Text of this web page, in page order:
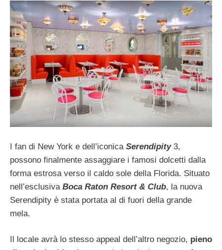
I fan di New York e dell’iconica Serendipity3,
possono finalmente assaggiare i famosi dolcetti dalla
forma estrosa verso il caldo sole della Florida. Situato
nell’esclusiva Boca Raton Resort & Club, la nuova
Serendipity è stata portata al di fuori della grande
mela.
Il locale avrà lo stesso appeal dell’altro negozio, pieno